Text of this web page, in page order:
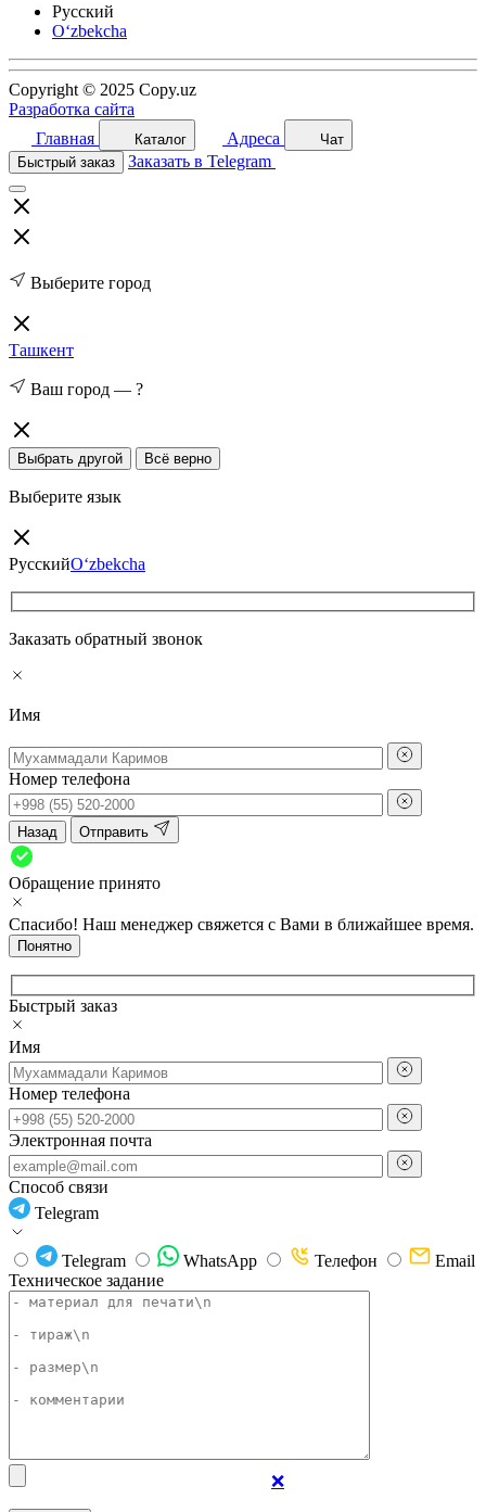
Русский
O‘zbekcha
Copyright © 2025 Copy.uz
Разработка сайта
Главная
Каталог Адреса
Чат
Быстрый заказ
Заказать в Telegram
Выберите город
Ташкент
Ваш город — ?
Выбрать другой Всё верно
Выберите язык
РусскийO‘zbekcha
Заказать обратный звонок
Имя
Номер телефона
Назад Отправить
Обращение принято
Спасибо! Наш менеджер свяжется с Вами в ближайшее время.
Понятно
Быстрый заказ
Имя
Номер телефона
Электронная почта
Способ связи
Telegram
Telegram WhatsApp Телефон
Email
Техническое задание
❌